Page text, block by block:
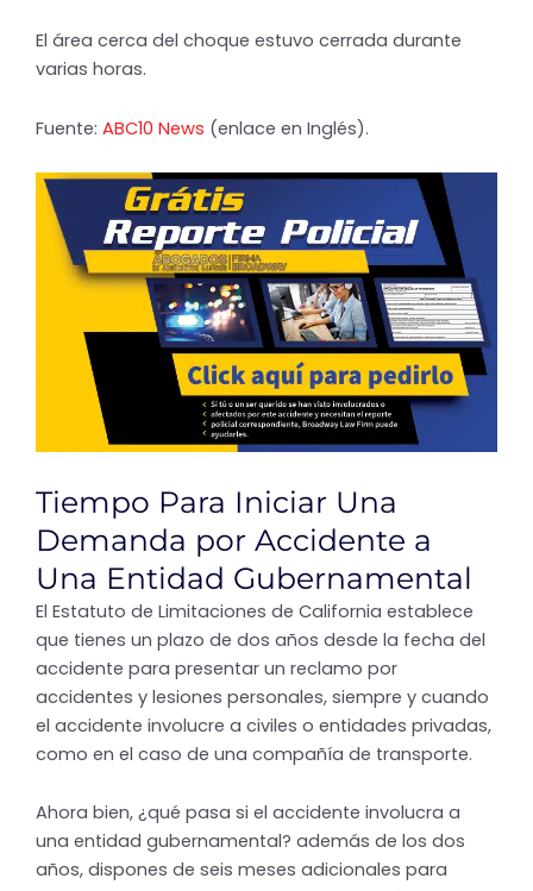
El área cerca del choque estuvo cerrada durante
varias horas.
Fuente: ABC10 News (enlace en Inglés).
Tiempo Para Iniciar Una
Demanda por Accidente a
Una Entidad Gubernamental
El Estatuto de Limitaciones de California establece
que tienes un plazo de dos años desde la fecha del
accidente para presentar un reclamo por
accidentes y lesiones personales, siempre y cuando
el accidente involucre a civiles o entidades privadas,
como en el caso de una compañía de transporte.
Ahora bien, ¿qué pasa si el accidente involucra a
una entidad gubernamental? además de los dos
años, dispones de seis meses adicionales para